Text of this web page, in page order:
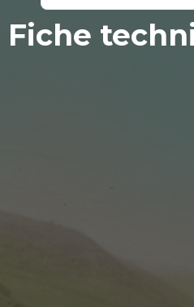
Fiche